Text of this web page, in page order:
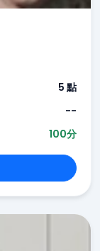
5 點
--
100分